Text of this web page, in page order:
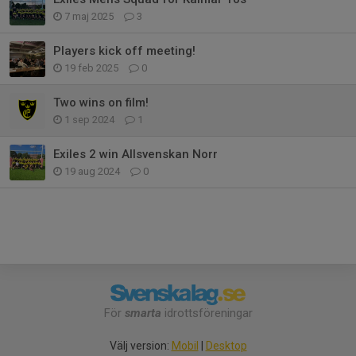
7 maj 2025 3
Players kick off meeting!
19 feb 2025 0
Two wins on film!
1 sep 2024 1
Exiles 2 win Allsvenskan Norr
19 aug 2024 0
För smarta idrottsföreningar
Välj version: Mobil | Desktop